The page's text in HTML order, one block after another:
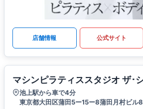
店舗情報 公式サイト
マシンピラティススタジオ ザ･
池上駅から車で4分
東京都大田区蒲田5ー15ー8蒲田月村ビル